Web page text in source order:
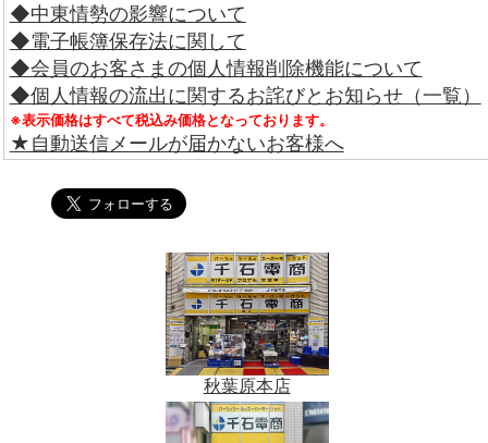
◆中東情勢の影響について
◆電子帳簿保存法に関して
◆会員のお客さまの個人情報削除機能について
◆個人情報の流出に関するお詫びとお知らせ（一覧）
※表示価格はすべて税込み価格となっております。
★自動送信メールが届かないお客様へ
秋葉原本店